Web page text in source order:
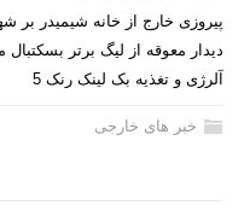
پیروزی خارج از خانه شیمیدر بر
دیدار معوقه از لیگ برتر
آلرژی و تغذیه بک لینک رنک 5
خبر های خارجی